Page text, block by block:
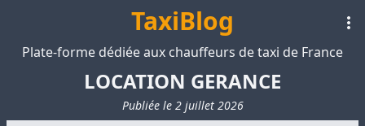
TaxiBlog
Plate-forme dédiée aux chauffeurs de taxi de France
LOCATION GERANCE
Publiée le 2 juillet 2026